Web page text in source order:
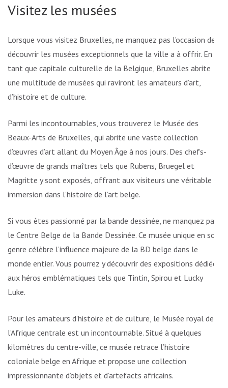
Visitez les musées
Lorsque vous visitez Bruxelles, ne manquez pas l’occasion de
découvrir les musées exceptionnels que la ville a à offrir. En
tant que capitale culturelle de la Belgique, Bruxelles abrite
une multitude de musées qui raviront les amateurs d’art,
d’histoire et de culture.
Parmi les incontournables, vous trouverez le Musée des
Beaux-Arts de Bruxelles, qui abrite une vaste collection
d’œuvres d’art allant du Moyen Âge à nos jours. Des chefs-
d’œuvre de grands maîtres tels que Rubens, Bruegel et
Magritte y sont exposés, offrant aux visiteurs une véritable
immersion dans l’histoire de l’art belge.
Si vous êtes passionné par la bande dessinée, ne manquez pas
le Centre Belge de la Bande Dessinée. Ce musée unique en son
genre célèbre l’influence majeure de la BD belge dans le
monde entier. Vous pourrez y découvrir des expositions dédiées
aux héros emblématiques tels que Tintin, Spirou et Lucky
Luke.
Pour les amateurs d’histoire et de culture, le Musée royal de
l’Afrique centrale est un incontournable. Situé à quelques
kilomètres du centre-ville, ce musée retrace l’histoire
coloniale belge en Afrique et propose une collection
impressionnante d’objets et d’artefacts africains.